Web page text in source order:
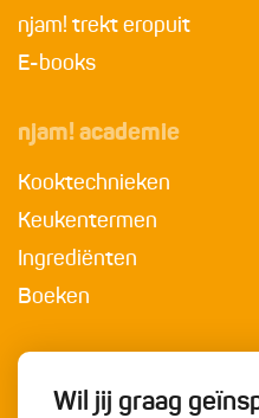
njam! trekt eropuit
E-books
njam! academie
Kooktechnieken
Keukentermen
Ingrediënten
Boeken
Wil jij graag